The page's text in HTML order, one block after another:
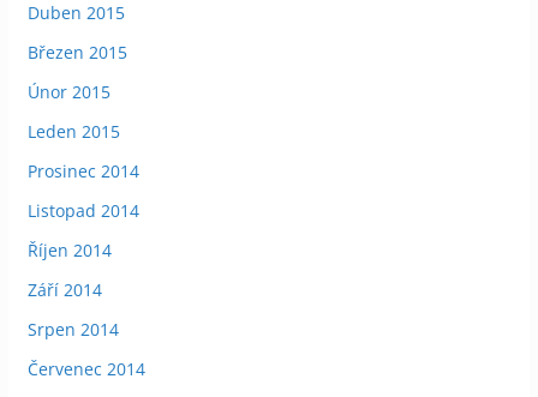
Duben 2015
Březen 2015
Únor 2015
Leden 2015
Prosinec 2014
Listopad 2014
Říjen 2014
Září 2014
Srpen 2014
Červenec 2014